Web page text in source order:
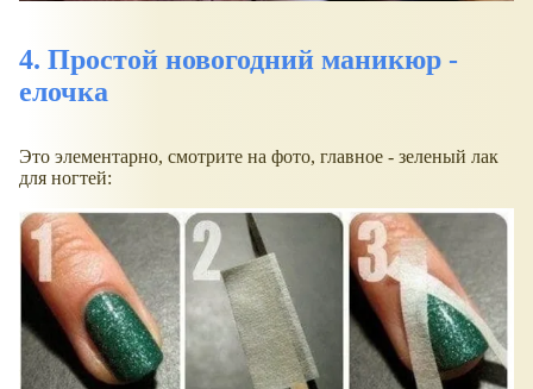
4. Простой новогодний маникюр -
елочка
Это элементарно, смотрите на фото, главное - зеленый лак
для ногтей: